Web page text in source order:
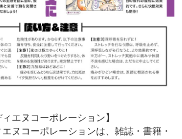
ィエヌコーポレーション】
ヌコーポレーションは、雑誌・書籍・